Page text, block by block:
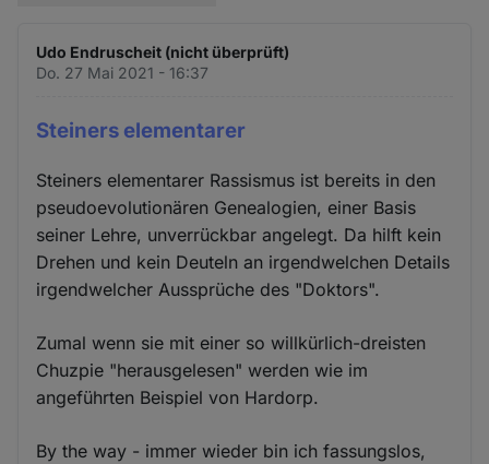
Udo Endruscheit (nicht überprüft)
Do. 27 Mai 2021 - 16:37
Steiners elementarer
Steiners elementarer Rassismus ist bereits in den
pseudoevolutionären Genealogien, einer Basis
seiner Lehre, unverrückbar angelegt. Da hilft kein
Drehen und kein Deuteln an irgendwelchen Details
irgendwelcher Aussprüche des "Doktors".
Zumal wenn sie mit einer so willkürlich-dreisten
Chuzpie "herausgelesen" werden wie im
angeführten Beispiel von Hardorp.
By the way - immer wieder bin ich fassungslos,